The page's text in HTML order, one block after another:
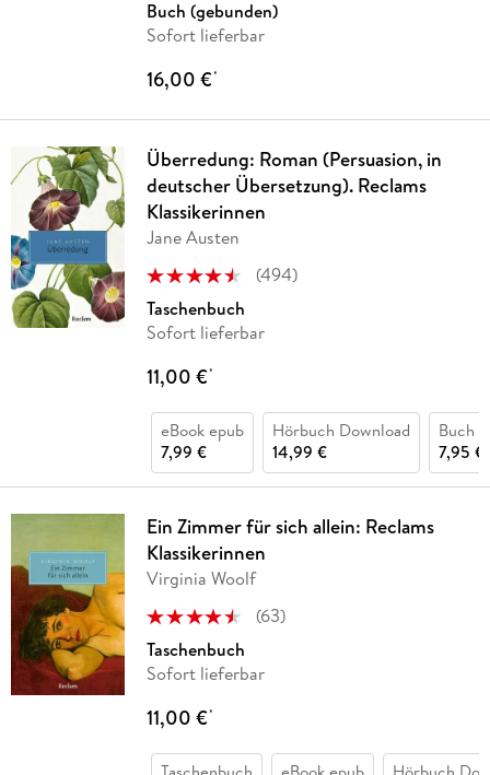
Buch (gebunden)
Sofort lieferbar
16,00 €*
Überredung: Roman (Persuasion, in
deutscher Übersetzung). Reclams
Klassikerinnen
Jane Austen
(494)
Taschenbuch
Sofort lieferbar
11,00 €*
eBook epub
7,99 €
Hörbuch Download
14,99 €
Buch
7,95 €
Ein Zimmer für sich allein: Reclams
Klassikerinnen
Virginia Woolf
(63)
Taschenbuch
Sofort lieferbar
11,00 €*